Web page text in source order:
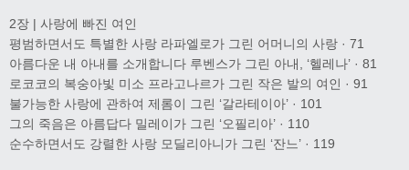
2장 | 사랑에 빠진 여인
평범하면서도 특별한 사랑 라파엘로가 그린 어머니의 사랑 · 71
아름다운 내 아내를 소개합니다 루벤스가 그린 아내, ‘헬레나’ · 81
로코코의 복숭아빛 미소 프라고나르가 그린 작은 발의 여인 · 91
불가능한 사랑에 관하여 제롬이 그린 ‘갈라테이아’ · 101
그의 죽음은 아름답다 밀레이가 그린 ‘오필리아’ · 110
순수하면서도 강렬한 사랑 모딜리아니가 그린 ‘잔느’ · 119